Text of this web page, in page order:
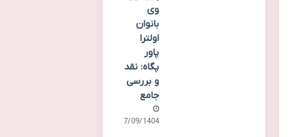
وی
بانوان
اولترا
پاور
پگاه: نقد
و بررسی
جامع
07/09/1404